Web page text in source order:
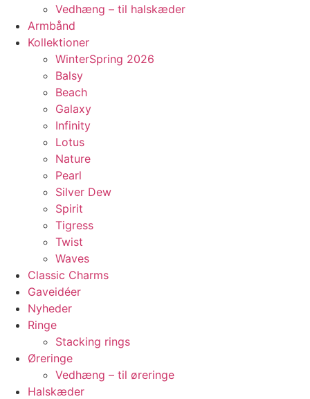
Vedhæng – til halskæder
Armbånd
Kollektioner
WinterSpring 2026
Balsy
Beach
Galaxy
Infinity
Lotus
Nature
Pearl
Silver Dew
Spirit
Tigress
Twist
Waves
Classic Charms
Gaveidéer
Nyheder
Ringe
Stacking rings
Øreringe
Vedhæng – til øreringe
Halskæder